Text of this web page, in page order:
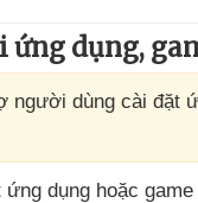
dụng,
người dùng cài đặt
ứng dụng hoặc